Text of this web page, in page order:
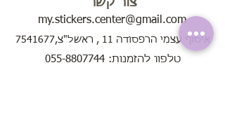
צור קשר
my.stickers.center@gmail.com
טלפון להזמנות: 055-8807744
איסוף עצמי הרפסודה 11 , ראשל"צ,7541677